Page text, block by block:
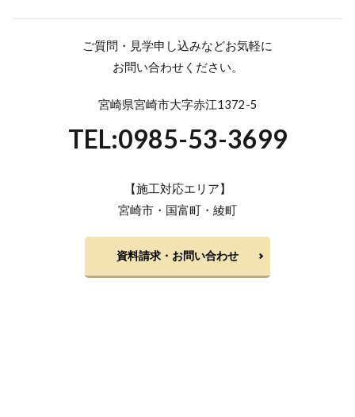
ご質問・見学申し込みなどお気軽に
お問い合わせください。
宮崎県宮崎市大字赤江1372-5
TEL:0985-53-3699
【施工対応エリア】
宮崎市・国富町・綾町
資料請求・お問い合わせ